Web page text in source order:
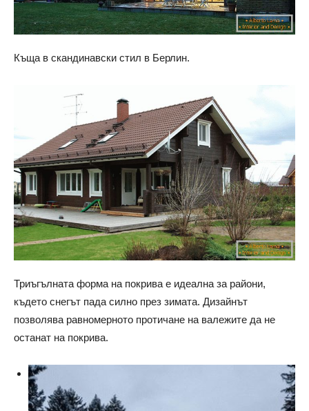
Къща в скандинавски стил в Берлин.
Триъгълната форма на покрива е идеална за райони,
където снегът пада силно през зимата. Дизайнът
позволява равномерното протичане на валежите да не
останат на покрива.